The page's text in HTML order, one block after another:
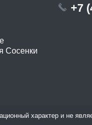
Сосенки
+7
характер и не